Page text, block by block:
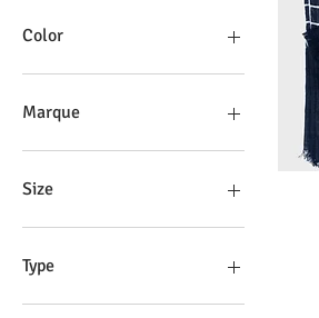
Color
Marque
BILLYBELT
Isotoner
Size
8
8.5
9.5
Type
Foulard